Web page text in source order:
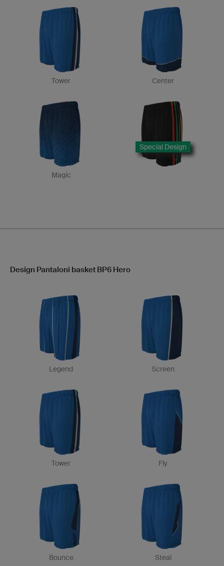
Tower Center
Magic
Special Design
Design Pantaloni basket BP6 Hero
Legend Screen
Tower Fly
Bounce Steal